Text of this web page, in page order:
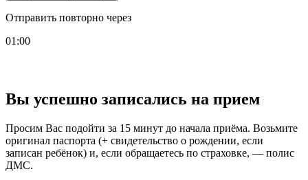
Отправить повторно через
01:00
Вы успешно записались на прием
Просим Вас подойти за 15 минут до начала приёма. Возьмите
оригинал паспорта (+ свидетельство о рождении, если
записан ребёнок) и, если обращаетесь по страховке, — полис
ДМС.